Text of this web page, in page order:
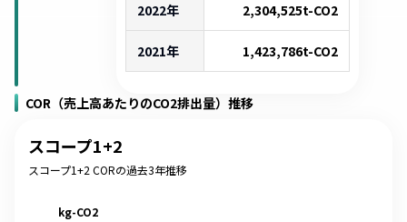
2022年 2,304,525t-CO2
2021年 1,423,786t-CO2
COR（売上高あたりのCO2排出量）推移
スコープ1+2
スコープ1+2 CORの過去3年推移
kg-CO2